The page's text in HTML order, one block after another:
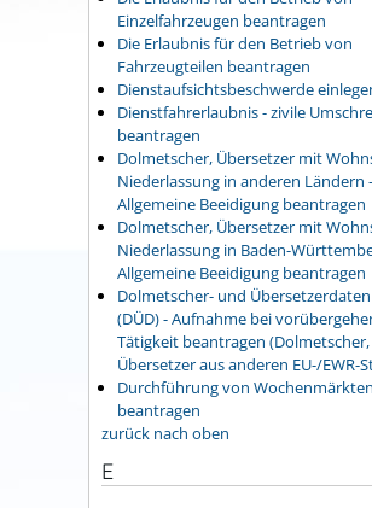
Einzelfahrzeugen beantragen
Die Erlaubnis für den Betrieb von
Fahrzeugteilen beantragen
Dienstaufsichtsbeschwerde
Dienstfahrerlaubnis - zivile
beantragen
Dolmetscher, Übersetzer mit
Niederlassung in anderen Ländern -
Allgemeine Beeidigung beantragen
Dolmetscher, Übersetzer mit
Niederlassung in Baden-
Allgemeine Beeidigung beantragen
Dolmetscher- und
(DÜD) - Aufnahme bei
Tätigkeit beantragen (Dolmetscher,
Übersetzer aus anderen EU-/EWR-
Durchführung von Wochenmärkten
beantragen
zurück nach oben
E